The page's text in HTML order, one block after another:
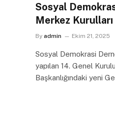
Sosyal
Merkez
By admin Ekim 21, 2025
Sosyal Demokrasi
yapılan 14. Genel
Başkanlığındaki yeni